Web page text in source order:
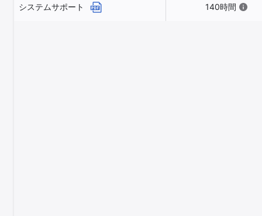
システムサポート 140時間